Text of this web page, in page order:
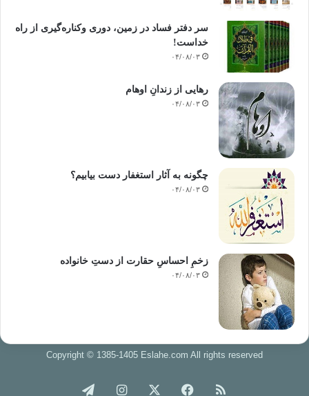
سر دفتر فساد در زمین‌، دوری وکناره‌گیری از راه
خداست‌!
۰۴/۰۸/۰۳
رهایی از زندانِ اوهام
۰۴/۰۸/۰۳
چگونه به آثار استغفار دست بیابیم؟
۰۴/۰۸/۰۳
زخمِ احساسِ حقارت از دستِ خانواده
۰۴/۰۸/۰۳
Copyright © 1385-1405 Eslahe.com All rights reserved
خوراک فیس اینستاگرام